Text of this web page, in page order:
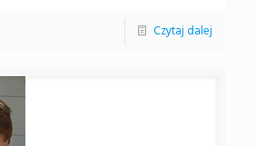
Czytaj dalej